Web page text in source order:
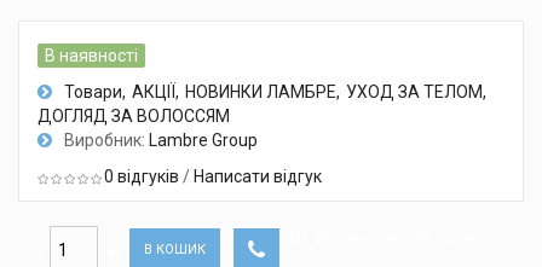
В наявності
Товари АКЦІЇ НОВИНКИ ЛАМБРЕ
УХОД ЗА ТЕЛОМ
ДОГЛЯД ЗА ВОЛОССЯМ
Виробник: Lambre Group
0 відгуків / Написати відгук
В КОШИК